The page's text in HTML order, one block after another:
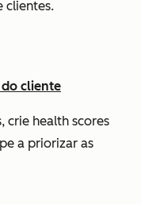
clientes.
do cliente
crie health scores
a priorizar as